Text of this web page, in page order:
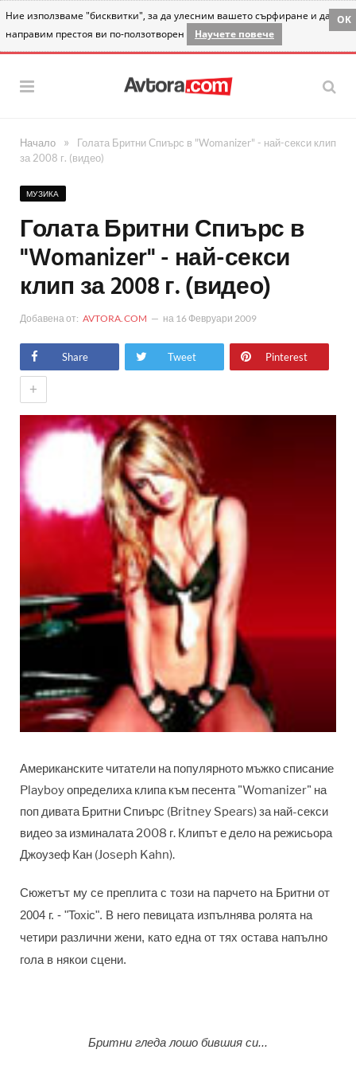
Ние използваме "бисквитки", за да улесним вашето сърфиране и да
направим престоя ви по-ползотворен
Научете повече
OK
Начало »
Голата Бритни Спиърс в "Womanizer" - най-секси клип
за 2008 г. (видео)
МУЗИКА
Голата Бритни Спиърс в
"Womanizer" - най-секси
клип за 2008 г. (видео)
Добавена от: AVTORA.COM на 16 Февруари 2009
Share Tweet Pinterest
+
Американските читатели на популярното мъжко списание
Playboy определиха клипа към песента "Womanizer" на
поп дивата Бритни Спиърс (Britney Spears) за най-секси
видео за изминалата 2008 г. Клипът е дело на режисьора
Джоузеф Кан (Joseph Kahn).
Сюжетът му се преплита с този на парчето на Бритни от
2004 г. - "Toxic". В него певицата изпълнява ролята на
четири различни жени, като една от тях остава напълно
гола в някои сцени.
Бритни гледа лошо бившия си...